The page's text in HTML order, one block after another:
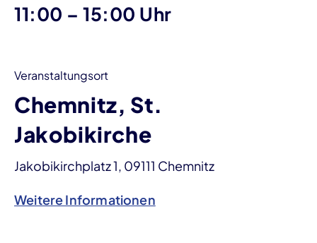
11:00 – bis
15:00 Uhr
Veranstaltungsort
Chemnitz, St.
Jakobikirche
Jakobikirchplatz 1, 09111 Chemnitz
Weitere Informationen